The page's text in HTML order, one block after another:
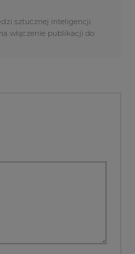
sztucznej inteligencji.
włączenie publikacji do